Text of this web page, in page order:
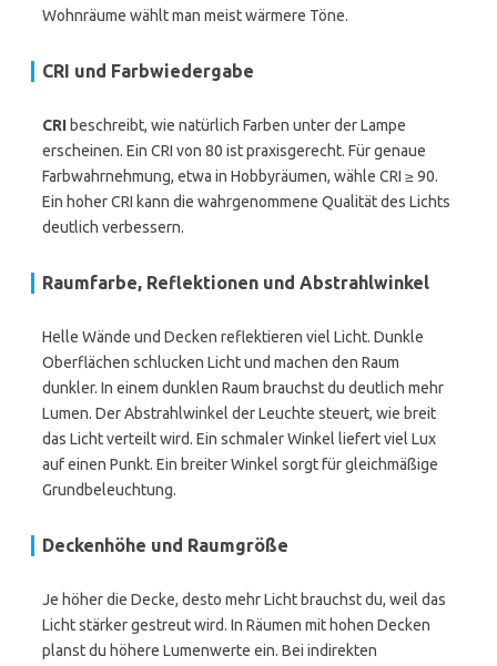
Wohnräume wählt man meist wärmere Töne.
CRI und Farbwiedergabe
CRI beschreibt, wie natürlich Farben unter der Lampe
erscheinen. Ein CRI von 80 ist praxisgerecht. Für genaue
Farbwahrnehmung, etwa in Hobbyräumen, wähle CRI ≥ 90.
Ein hoher CRI kann die wahrgenommene Qualität des Lichts
deutlich verbessern.
Raumfarbe, Reflektionen und Abstrahlwinkel
Helle Wände und Decken reflektieren viel Licht. Dunkle
Oberflächen schlucken Licht und machen den Raum
dunkler. In einem dunklen Raum brauchst du deutlich mehr
Lumen. Der Abstrahlwinkel der Leuchte steuert, wie breit
das Licht verteilt wird. Ein schmaler Winkel liefert viel Lux
auf einen Punkt. Ein breiter Winkel sorgt für gleichmäßige
Grundbeleuchtung.
Deckenhöhe und Raumgröße
Je höher die Decke, desto mehr Licht brauchst du, weil das
Licht stärker gestreut wird. In Räumen mit hohen Decken
planst du höhere Lumenwerte ein. Bei indirekten